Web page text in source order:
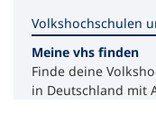
Volkshochschulen
Meine vhs finden
Finde deine
in Deutschland mit